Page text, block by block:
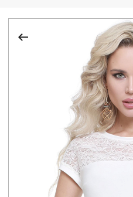
НОВИНКИ
РАСПРОДАЖА
КОНТАКТЫ